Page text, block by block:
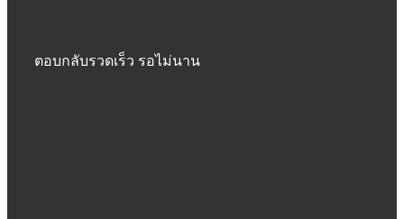
ตอบกลับรวดเร็ว รอไม่นาน